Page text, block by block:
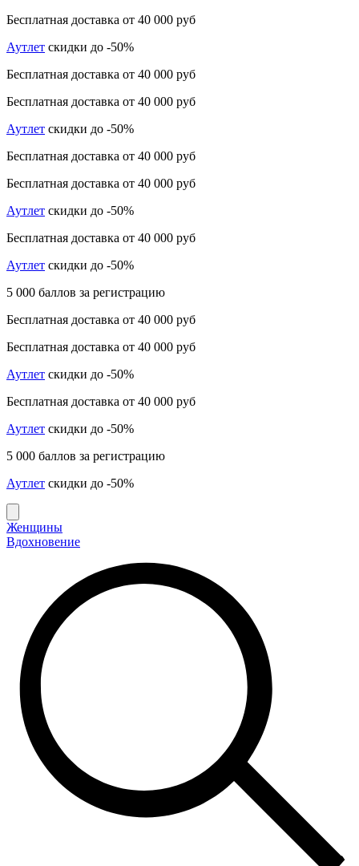
Бесплатная доставка от 40 000 руб
Аутлет скидки до -50%
Бесплатная доставка от 40 000 руб
Бесплатная доставка от 40 000 руб
Аутлет скидки до -50%
Бесплатная доставка от 40 000 руб
Бесплатная доставка от 40 000 руб
Аутлет скидки до -50%
Бесплатная доставка от 40 000 руб
Аутлет скидки до -50%
5 000 баллов за регистрацию
Бесплатная доставка от 40 000 руб
Бесплатная доставка от 40 000 руб
Аутлет скидки до -50%
Бесплатная доставка от 40 000 руб
Аутлет скидки до -50%
5 000 баллов за регистрацию
Аутлет скидки до -50%
Женщины
Вдохновение